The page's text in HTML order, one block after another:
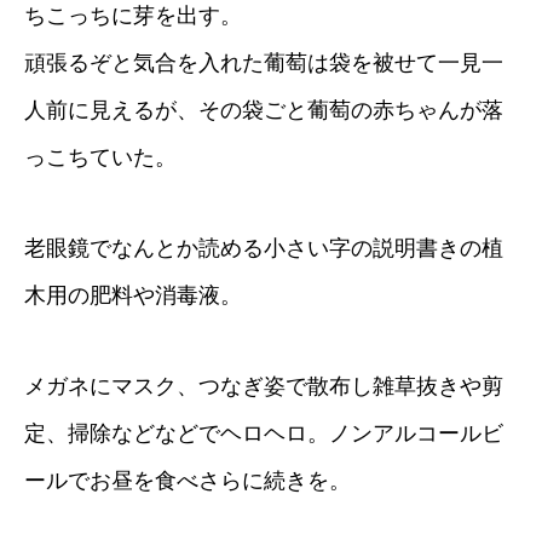
ちこっちに芽を出す。
頑張るぞと気合を入れた葡萄は袋を被せて一見一
人前に見えるが、その袋ごと葡萄の赤ちゃんが落
っこちていた。
老眼鏡でなんとか読める小さい字の説明書きの植
木用の肥料や消毒液。
メガネにマスク、つなぎ姿で散布し雑草抜きや剪
定、掃除などなどでヘロヘロ。ノンアルコールビ
ールでお昼を食べさらに続きを。